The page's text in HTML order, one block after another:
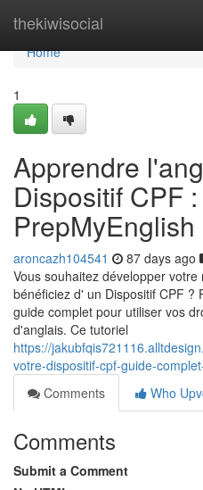
thekiwisocial
Home
Home
1
Apprendre
Dispositif CPF
PrepMyEnglish
aroncazh104541 87 days ago
Vous souhaitez développer
bénéficiez d' un Dispositif CPF ?
guide complet pour utiliser vos
d'anglais. Ce tutoriel
https://
votre-dispositif-cpf-guide-
Comments
Who
Comments
Submit a Comment